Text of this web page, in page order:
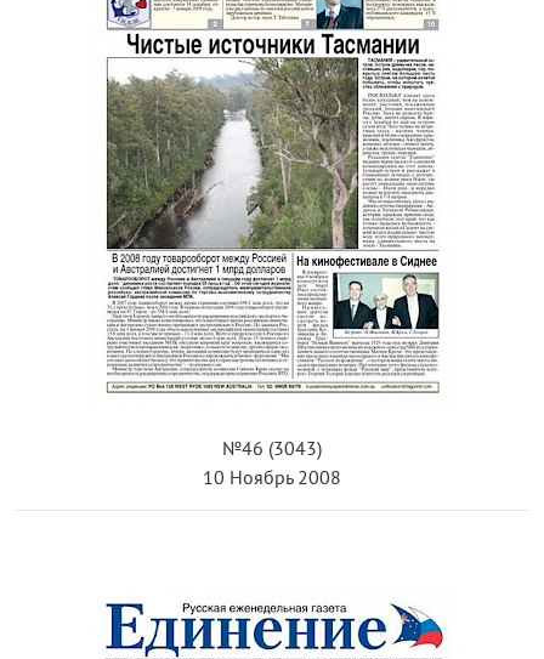
№46 (3043)
10 Ноябрь 2008